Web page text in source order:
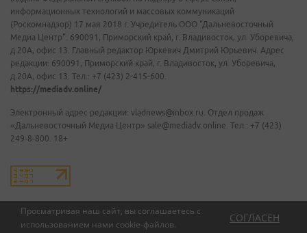
Просматривая наш сайт, вы соглашаетесь с
использованием нами cookie-файлов.
СОГЛАСЕН
информационных технологий и массовых коммуникаций
(Роскомнадзор) 17 мая 2018 г. Учредитель ООО "Дальневосточный
Медиа Центр". 690091, Приморский край, г. Владивосток, ул. Уборевича,
д.20А, офис 13. Главный редактор Юркевич Дмитрий Юрьевич. Адрес
редакции: 690091, Приморский край, г. Владивосток, ул. Уборевича,
д.20А, офис 13. Тел.: +7 (423) 2-415-600.
https://mediadv.online/
Электронный адрес редакции: vladnews@inbox.ru. Отдел продаж
«Дальневосточный Медиа Центр» sale@mediadv.online. Тел.: +7 (423)
249-8-800. 18+